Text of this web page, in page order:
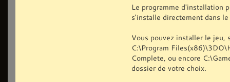
Le programme d'installation
s'installe directement dans
Vous pouvez installer le jeu,
C:\Program
Complete, ou encore
dossier de votre choix.